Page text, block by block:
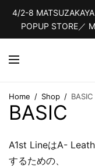
4/2-8
POPUP STORE／
Home / Shop / BASIC
BASIC
A1st LineはA-
するための、